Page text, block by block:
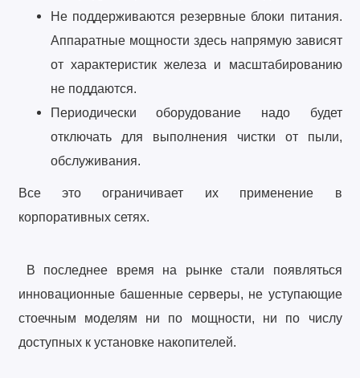
Не поддерживаются резервные блоки питания.
Аппаратные мощности здесь напрямую зависят
от характеристик железа и масштабированию
не поддаются.
Периодически оборудование надо будет
отключать для выполнения чистки от пыли,
обслуживания.
Все это ограничивает их применение в
корпоративных сетях.
В последнее время на рынке стали появляться
инновационные башенные серверы, не уступающие
стоечным моделям ни по мощности, ни по числу
доступных к установке накопителей.